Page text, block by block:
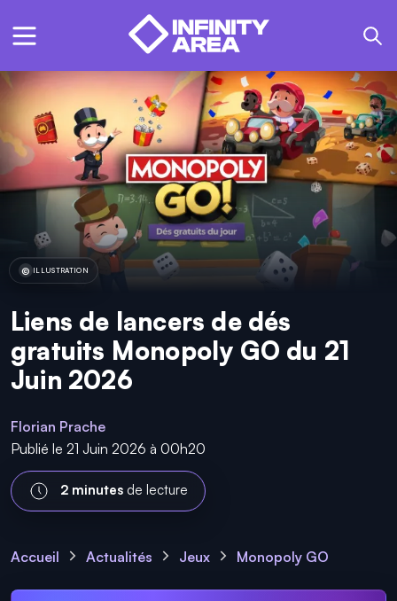
ILLUSTRATION
Liens de lancers de dés
gratuits Monopoly GO du 21
Juin 2026
Florian Prache
Publié le 21 Juin 2026 à 00h20
2 minutes de lecture
Accueil Actualités Jeux Monopoly GO